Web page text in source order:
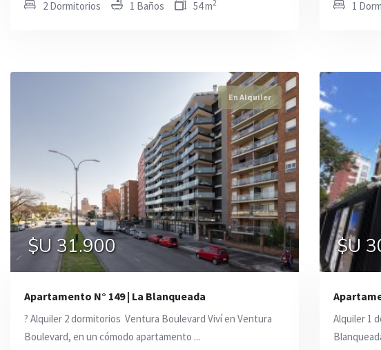
2 Dormitorios 1 Baños 54 m2 1
En Alquiler
$U 31.900 $U
Apartamento N° 149 | La Blanqueada
? Alquiler 2 dormitorios  Ventura Boulevard Viví en Ventura
Boulevard, en un cómodo apartamento ...
En Alquiler
$U 30.500 $U
Alquiler 1
En Alquiler
$U 24.500 $U